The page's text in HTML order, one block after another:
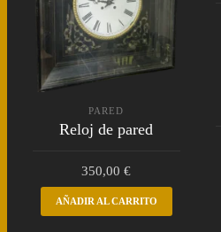
PARED
Reloj de pared
350,00€
AÑADIR AL CARRITO